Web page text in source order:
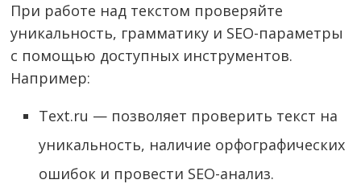
При работе над текстом проверяйте
уникальность, грамматику и SEO-параметры
с помощью доступных инструментов.
Например:
Text.ru — позволяет проверить текст на
уникальность, наличие орфографических
ошибок и провести SEO-анализ.